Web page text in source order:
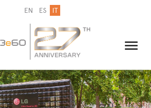
EN ES IT